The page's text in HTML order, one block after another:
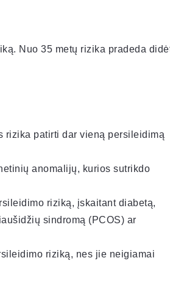
Nuo 35 metų rizika pradeda
rizika patirti dar vieną persileidimą
anomalijų, kurios sutrikdo
riziką, įskaitant diabetą,
sindromą (PCOS) ar
riziką, nes jie neigiamai